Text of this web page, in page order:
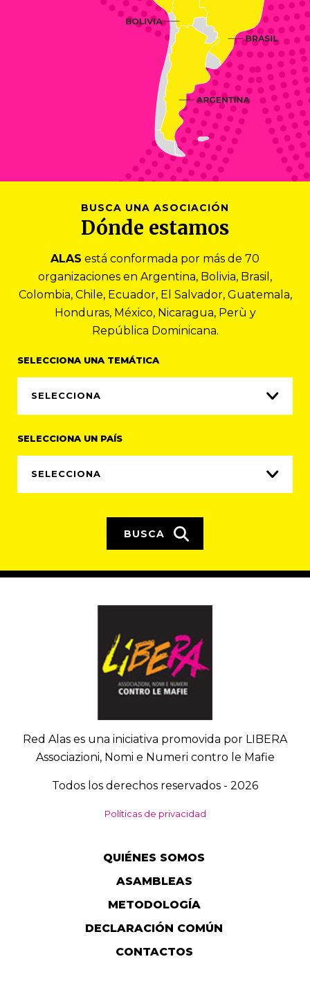
BUSCA UNA ASOCIACIÓN
Dónde estamos
ALAS está conformada por más de 70
organizaciones en Argentina, Bolivia, Brasil,
Colombia, Chile, Ecuador, El Salvador, Guatemala,
Honduras, México, Nicaragua, Perù y
República Dominicana.
SELECCIONA UNA TEMÁTICA
SELECCIONA UN PAÍS
BUSCA
Red Alas es una iniciativa promovida por LIBERA
Associazioni, Nomi e Numeri contro le Mafie
Todos los derechos reservados - 2026
Políticas de privacidad
QUIÉNES SOMOS
ASAMBLEAS
METODOLOGÍA
DECLARACIÓN COMÚN
CONTACTOS